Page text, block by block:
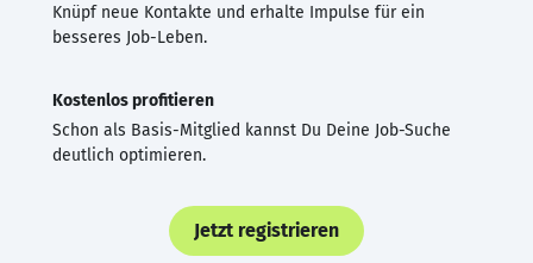
Knüpf neue Kontakte und erhalte Impulse für ein
besseres Job-Leben.
Kostenlos profitieren
Schon als Basis-Mitglied kannst Du Deine Job-Suche
deutlich optimieren.
Jetzt registrieren